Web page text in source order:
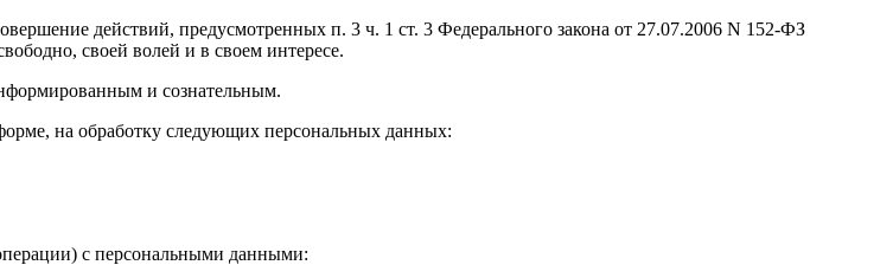
действий, предусмотренных п. 3 ч. 1 ст. 3 Федерального закона от 27.07.2006 N 152-ФЗ
своей волей и в своем интересе.
и сознательным.
на обработку следующих персональных данных:
с персональными данными: